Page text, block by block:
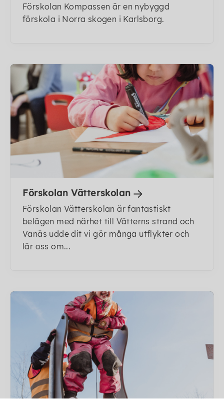
Förskolan Kompassen är en nybyggd
förskola i Norra skogen i Karlsborg.
Förskolan Vätterskolan
Förskolan Vätterskolan är fantastiskt
belägen med närhet till Vätterns strand och
Vanäs udde dit vi gör många utflykter och
lär oss om...